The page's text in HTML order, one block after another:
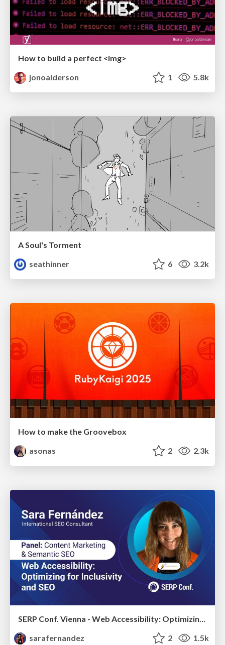
How to build a perfect <img>
jonoalderson
1 5.8k
A Soul's Torment
seathinner
6 3.2k
How to make the Groovebox
asonas
2 2.3k
SERP Conf. Vienna - Web Accessibility: Optimizing for Inclusivity and SEO
sarafernandez
2 1.5k